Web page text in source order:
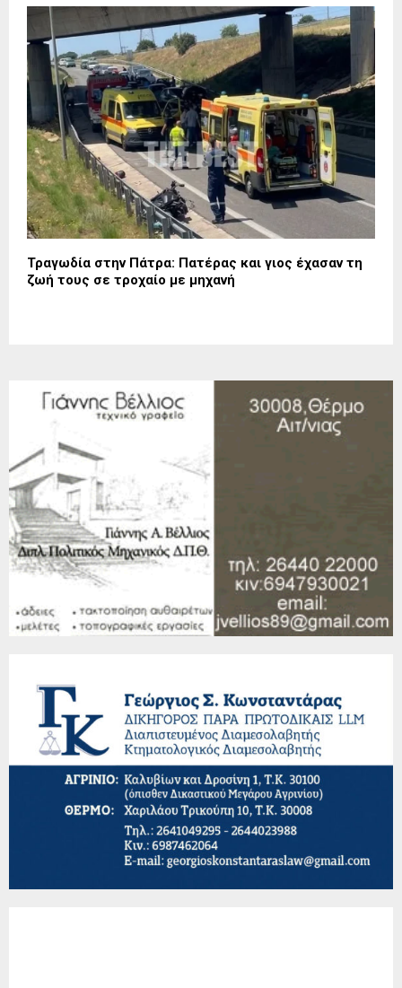
Τραγωδία στην Πάτρα: Πατέρας και γιος έχασαν τη
ζωή τους σε τροχαίο με μηχανή